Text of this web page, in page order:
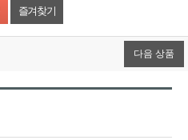
즐겨찾기
다음 상품